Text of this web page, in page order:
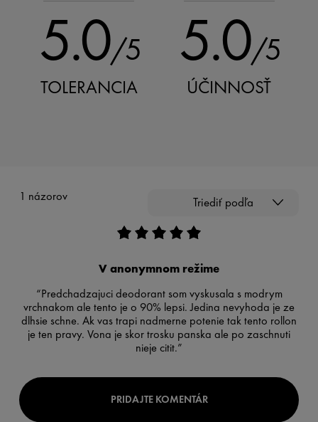
5.0/5
TOLERANCIA
5.0/5
ÚČINNOSŤ
1 názorov Triediť podľa
V anonymnom režime
“Predchadzajuci deodorant som vyskusala s modrym
vrchnakom ale tento je o 90% lepsi. Jedina nevyhoda je ze
dlhsie schne. Ak vas trapi nadmerne potenie tak tento rollon
je ten pravy. Vona je skor trosku panska ale po zaschnuti
nieje citit.”
PRIDAJTE KOMENTÁR